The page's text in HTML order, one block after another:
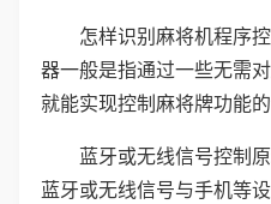
怎样识别麻将机程序
器一般是指通过一些无需
就能实现控制麻将牌功能的
蓝牙或无线信号控制
蓝牙或无线信号与手机等